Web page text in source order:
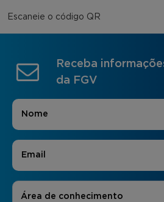
Escaneie o código QR
Receba
da FGV
Nome
E-mail
Áreas de Interesse
Área de conhecimento